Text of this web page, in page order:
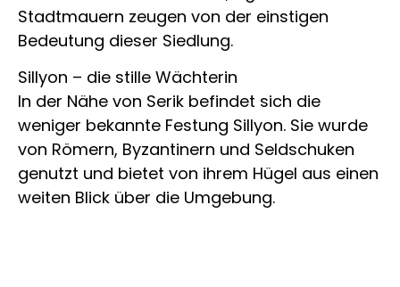
Stadtmauern zeugen von der einstigen
Bedeutung dieser Siedlung.
Sillyon – die stille Wächterin
In der Nähe von Serik befindet sich die
weniger bekannte Festung Sillyon. Sie wurde
von Römern, Byzantinern und Seldschuken
genutzt und bietet von ihrem Hügel aus einen
weiten Blick über die Umgebung.